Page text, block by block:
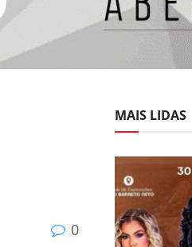
0
MAIS LIDAS